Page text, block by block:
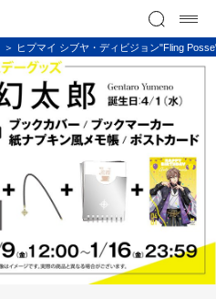
ヒプマイ シブヤ・ディビジョン"Fling